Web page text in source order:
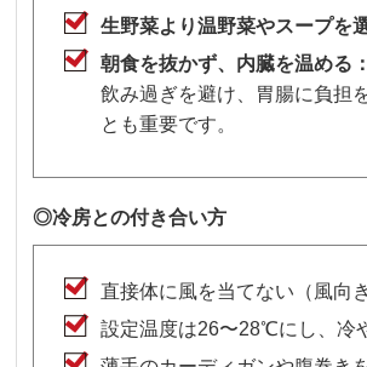
生野菜より温野菜やスープを
朝食を抜かず、内臓を温める
飲み過ぎを避け、胃腸に負担
とも重要です。
◎冷房との付き合い方
直接体に風を当てない（風向
設定温度は26〜28℃にし、冷